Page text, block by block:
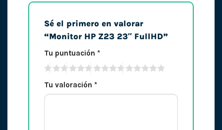
Sé el primero en valorar
“Monitor HP Z23 23″ FullHD”
Tu puntuación *
Tu valoración *